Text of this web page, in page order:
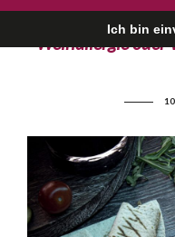
Ich bin
Weinallergie oder